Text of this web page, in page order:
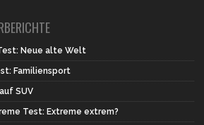
Neue alte Welt
Familiensport
SUV
Test: Extreme extrem?